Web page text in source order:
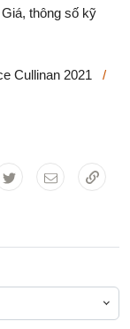
thông số kỹ
Cullinan 2021
/